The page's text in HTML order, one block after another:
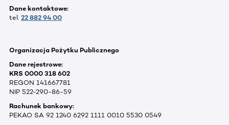
Dane kontaktowe:
tel. 22 882 94 00
Organizacja Pożytku Publicznego
Dane rejestrowe:
KRS 0000 318 602
REGON 141667781
NIP 522-290-86-59
Rachunek bankowy:
PEKAO SA 92 1240 6292 1111 0010 5530 0549